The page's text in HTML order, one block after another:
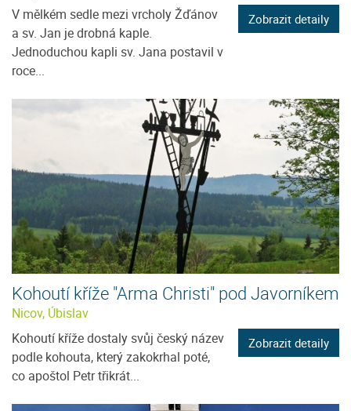
V mělkém sedle mezi vrcholy Žďánov
a sv. Jan je drobná kaple.
Jednoduchou kapli sv. Jana postavil v
roce...
Zobrazit detaily
Kohoutí kříže "Arma Christi" pod Javorníkem
Nicov, Úbislav
Kohoutí kříže dostaly svůj český název
podle kohouta, který zakokrhal poté,
co apoštol Petr třikrát...
Zobrazit detaily